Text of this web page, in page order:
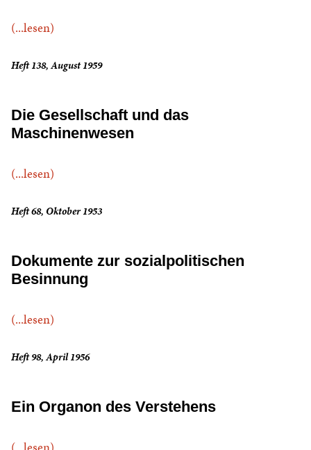
(...lesen)
Heft 138, August 1959
Die Gesellschaft und das
Maschinenwesen
(...lesen)
Heft 68, Oktober 1953
Dokumente zur sozialpolitischen
Besinnung
(...lesen)
Heft 98, April 1956
Ein Organon des Verstehens